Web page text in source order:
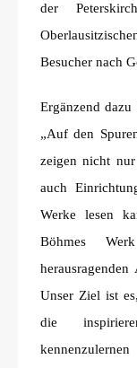
der
Besucher nach
Ergänzend
„Auf den
zeigen nicht
auch
Werke lesen
Böhmes
Unser Ziel ist
die